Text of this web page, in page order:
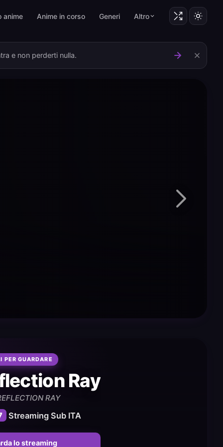
anime Anime in corso Generi Altro
e non perderti nulla.
PER GUARDARE
Ray
RAY
Streaming Sub ITA
lo streaming